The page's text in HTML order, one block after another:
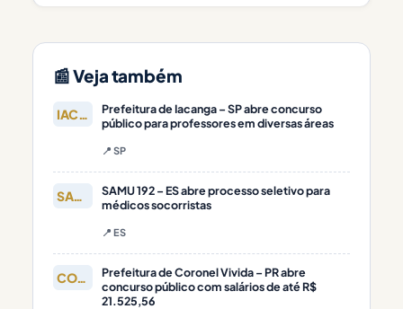
📰 Veja também
IACANGA
Prefeitura de Iacanga – SP abre concurso
público para professores em diversas áreas
📍 SP
SAMU
SAMU 192 – ES abre processo seletivo para
médicos socorristas
📍 ES
CORONEL
Prefeitura de Coronel Vivida – PR abre
concurso público com salários de até R$
21.525,56